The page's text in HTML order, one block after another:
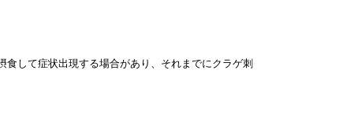
して症状出現する場合があり、それまでにクラゲ刺